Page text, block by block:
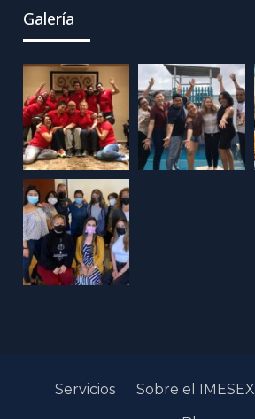
Galería
Servicios Sobre el IMESEX